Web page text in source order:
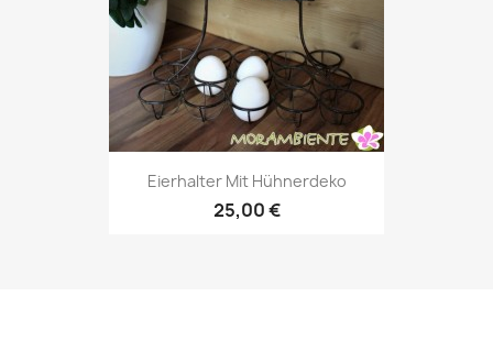
Eierhalter Mit Hühnerdeko
25,00 €